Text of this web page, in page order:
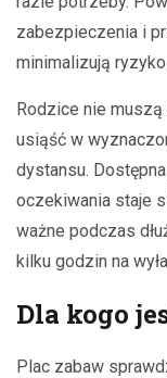
zabezpieczenia i
minimalizują
Rodzice nie
usiąść w
dystansu.
oczekiwania staje
ważne podczas
kilku godzin na
Dla kogo
Plac zabaw